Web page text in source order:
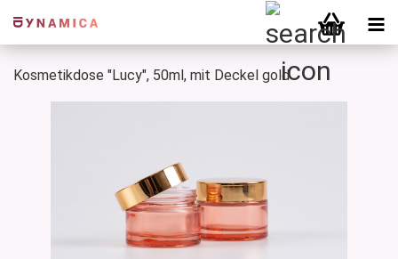
Kosmetikdose "Lucy", 50ml, mit Deckel gold